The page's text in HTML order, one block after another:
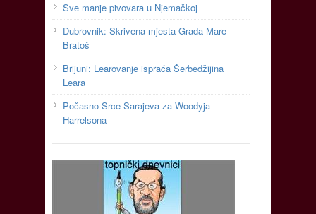
Sve manje pivovara u Njemačkoj
Dubrovnik: Skrivena mjesta Grada Mare
Bratoš
Brijuni: Learovanje ispraća Šerbedžijina
Leara
Počasno Srce Sarajeva za Woodyja
Harrelsona